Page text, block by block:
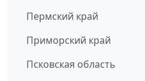
Пермский край
Приморский край
Псковская область